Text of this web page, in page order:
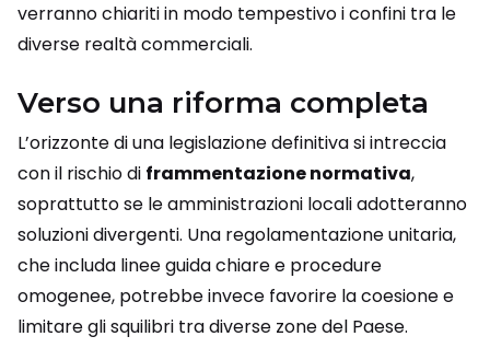
verranno chiariti in modo tempestivo i confini tra le
diverse realtà commerciali.
Verso una riforma completa
L’orizzonte di una legislazione definitiva si intreccia
con il rischio di frammentazione normativa,
soprattutto se le amministrazioni locali adotteranno
soluzioni divergenti. Una regolamentazione unitaria,
che includa linee guida chiare e procedure
omogenee, potrebbe invece favorire la coesione e
limitare gli squilibri tra diverse zone del Paese.